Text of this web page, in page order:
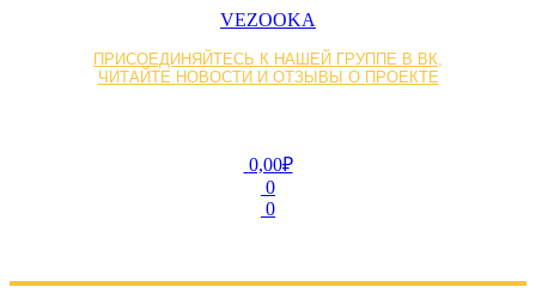
VEZOOKA
ПРИСОЕДИНЯЙТЕСЬ К НАШЕЙ ГРУППЕ В ВК,
ЧИТАЙТЕ НОВОСТИ И ОТЗЫВЫ О ПРОЕКТЕ
0,00₽
0
0